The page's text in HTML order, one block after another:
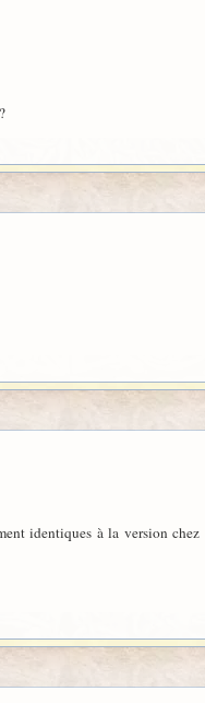
identiques à la version chez